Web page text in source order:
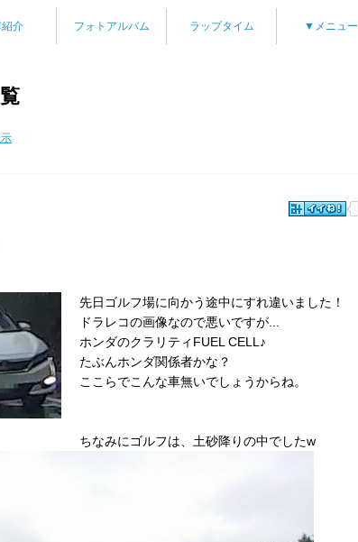
介 フォトアルバム ラップタイム ▼メニュー
先日ゴルフ場に向かう途中にすれ違いました！
ドラレコの画像なので悪いですが...
ホンダのクラリティFUEL CELL♪
たぶんホンダ関係者かな？
ここらでこんな車無いでしょうからね。
ちなみにゴルフは、土砂降りの中でしたw